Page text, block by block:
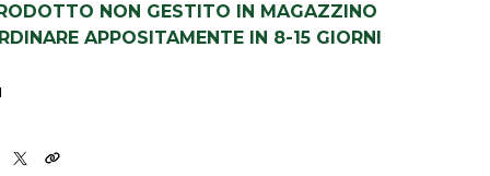
NON GESTITO IN MAGAZZINO
APPOSITAMENTE IN 8-15 GIORNI